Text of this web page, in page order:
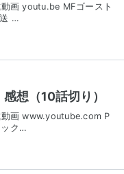
画 youtu.be MFゴースト
…
想（10話切り）
画 www.youtube.com P
ク…